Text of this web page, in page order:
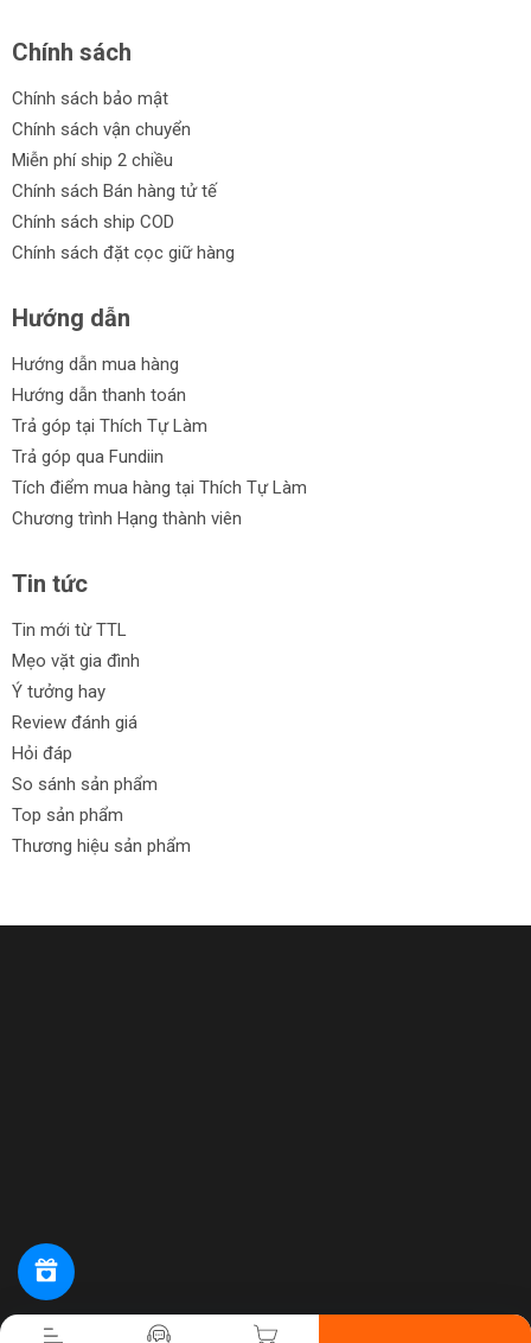
Chính sách
Chính sách bảo mật
Chính sách vận chuyển
Miễn phí ship 2 chiều
Chính sách Bán hàng tử tế
Chính sách ship COD
Chính sách đặt cọc giữ hàng
Hướng dẫn
Hướng dẫn mua hàng
Hướng dẫn thanh toán
Trả góp tại Thích Tự Làm
Trả góp qua Fundiin
Tích điểm mua hàng tại Thích Tự Làm
Chương trình Hạng thành viên
Tin tức
Tin mới từ TTL
Mẹo vặt gia đình
Ý tưởng hay
Review đánh giá
Hỏi đáp
So sánh sản phẩm
Top sản phẩm
Thương hiệu sản phẩm
Tiến hành thanh toán